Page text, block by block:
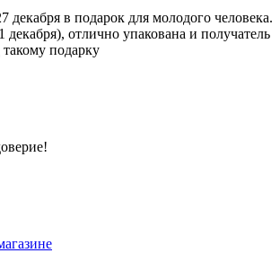
декабря в подарок для молодого человека.
отлично упакована и получатель
такому подарку